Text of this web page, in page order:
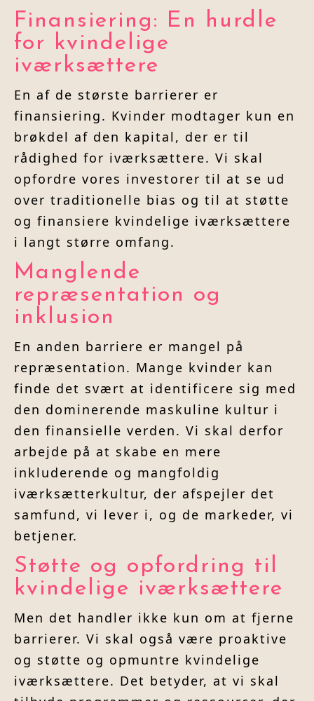
Finansiering: En hurdle
for kvindelige
iværksættere
En af de største barrierer er
finansiering. Kvinder modtager kun en
brøkdel af den kapital, der er til
rådighed for iværksættere. Vi skal
opfordre vores investorer til at se ud
over traditionelle bias og til at støtte
og finansiere kvindelige iværksættere
i langt større omfang.
Manglende
repræsentation og
inklusion
En anden barriere er mangel på
repræsentation. Mange kvinder kan
finde det svært at identificere sig med
den dominerende maskuline kultur i
den finansielle verden. Vi skal derfor
arbejde på at skabe en mere
inkluderende og mangfoldig
iværksætterkultur, der afspejler det
samfund, vi lever i, og de markeder, vi
betjener.
Støtte og opfordring til
kvindelige iværksættere
Men det handler ikke kun om at fjerne
barrierer. Vi skal også være proaktive
og støtte og opmuntre kvindelige
iværksættere. Det betyder, at vi skal